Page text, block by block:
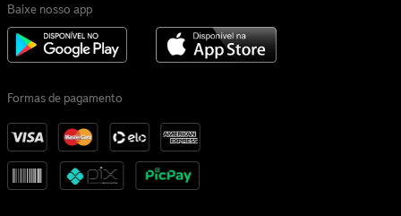
Baixe nosso app
Formas de pagamento